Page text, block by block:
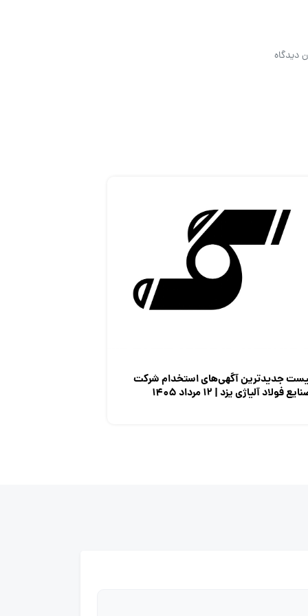
دیدگاه
جدیدترین آگهی‌های استخدام شرکت
فولاد آلیاژی یزد | ۱۲ مرداد ۱۴۰۵